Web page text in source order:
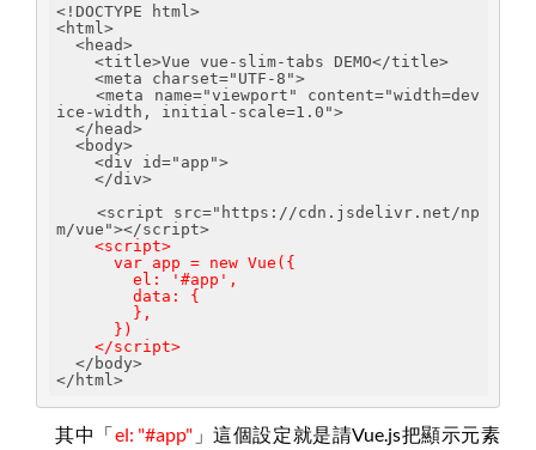
<!DOCTYPE html>
<html>
<head>
<title>Vue vue-slim-tabs DEMO</title>
<meta charset="UTF-8">
<meta name="viewport" content="width=dev
ice-width, initial-scale=1.0">
</head>
<body>
<div id="app">
</div>
<script src="https://cdn.jsdelivr.net/np
m/vue"></script>
<script>
var app = new Vue({
el: '#app',
data: {
},
})
</script>
</body>
</html>
其中「el: "#app" 」這個設定就是請Vue.js把顯示元素